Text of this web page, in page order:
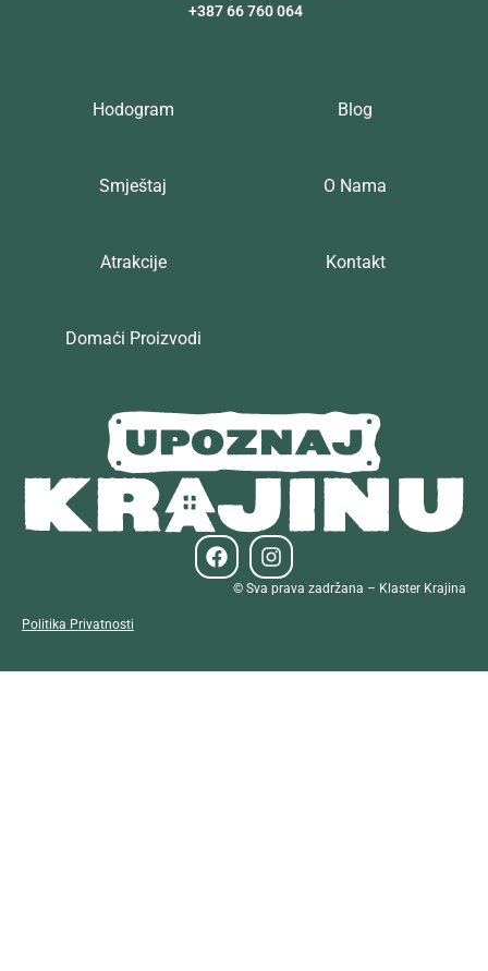
+387 66 760 064
Hodogram
Smještaj
Atrakcije
Domaći Proizvodi
Blog
O Nama
Kontakt
© Sva prava zadržana – Klaster Krajina
Politika Privatnosti